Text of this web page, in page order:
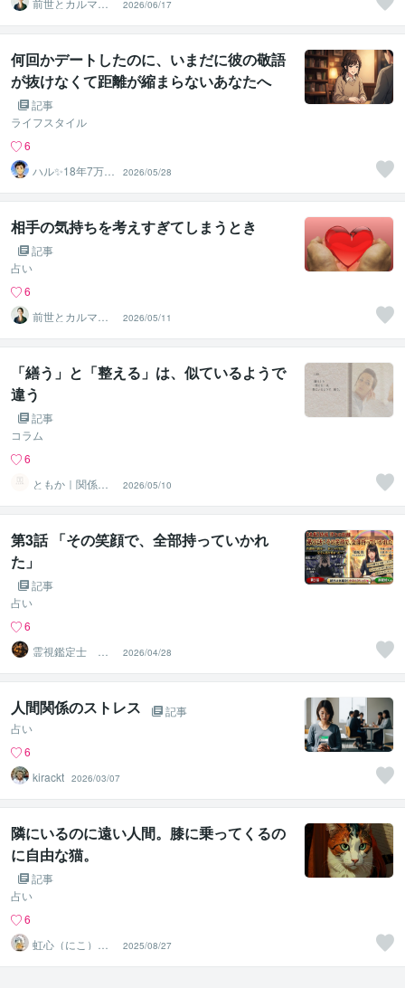
前世とカルマの
翻訳者 Haku
2026/06/17
何回かデートしたのに、いまだに彼の敬語
が抜けなくて距離が縮まらないあなたへ
記事
ライフスタイル
6
ハル✨18年7万人
以上の実績×書籍
著者
2026/05/28
相手の気持ちを考えすぎてしまうとき
記事
占い
6
前世とカルマの
翻訳者 Haku
2026/05/11
「繕う」と「整える」は、似ているようで
違う
記事
コラム
6
ともか｜関係性
を整える人（LL
ER）
2026/05/10
第3話 「その笑顔で、全部持っていかれ
た」
記事
占い
6
霊視鑑定士 昴
流PRO ※ブログ
更新中
2026/04/28
人間関係のストレス
記事
占い
6
kirackt 2026/03/07
隣にいるのに遠い人間。膝に乗ってくるの
に自由な猫。
記事
占い
6
虹心（にこ）＠
香りと愛の導き
鑑定師
2025/08/27